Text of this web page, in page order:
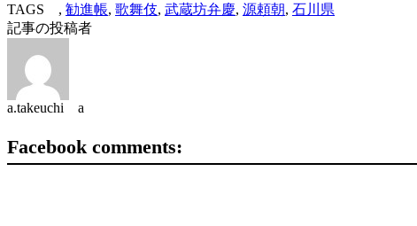
TAGS , 勧進帳, 歌舞伎, 武蔵坊弁慶, 源頼朝, 石川県
記事の投稿者
a.takeuchi a
Facebook comments: